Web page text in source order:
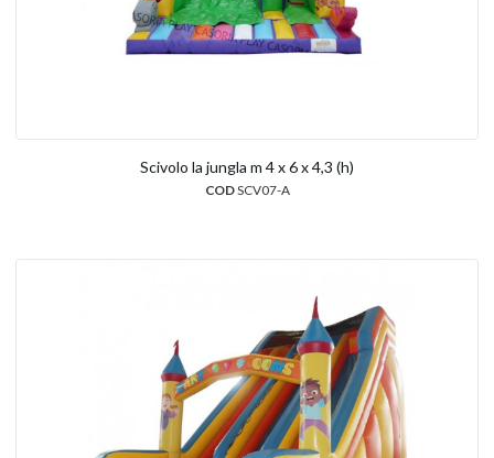
Scivolo la jungla m 4 x 6 x 4,3 (h)
CODSCV07-A